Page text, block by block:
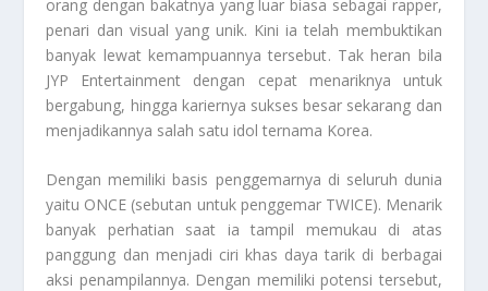
orang dengan bakatnya yang luar biasa sebagai rapper,
penari dan visual yang unik. Kini ia telah membuktikan
banyak lewat kemampuannya tersebut. Tak heran bila
JYP Entertainment dengan cepat menariknya untuk
bergabung, hingga kariernya sukses besar sekarang dan
menjadikannya salah satu idol ternama Korea.
Dengan memiliki basis penggemarnya di seluruh dunia
yaitu ONCE (sebutan untuk penggemar TWICE). Menarik
banyak perhatian saat ia tampil memukau di atas
panggung dan menjadi ciri khas daya tarik di berbagai
aksi penampilannya. Dengan memiliki potensi tersebut,